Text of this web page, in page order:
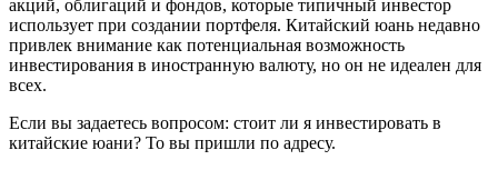
акций, облигаций и фондов, которые типичный инвестор
использует при создании портфеля. Китайский юань недавно
привлек внимание как потенциальная возможность
инвестирования в иностранную валюту, но он не идеален для
всех.
Если вы задаетесь вопросом: стоит ли я инвестировать в
китайские юани? То вы пришли по адресу.